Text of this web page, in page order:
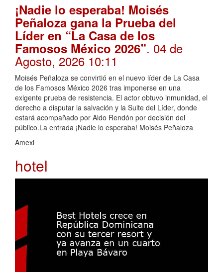
¡Nadie lo esperaba! Moisés
Peñaloza gana la Prueba del
Líder en “La Casa de los
Famosos México 2026”. 04 de
Agosto, 2026 10:11
Moisés Peñaloza se convirtió en el nuevo líder de La Casa
de los Famosos México 2026 tras imponerse en una
exigente prueba de resistencia. El actor obtuvo inmunidad, el
derecho a disputar la salvación y la Suite del Líder, donde
estará acompañado por Aldo Rendón por decisión del
público.La entrada ¡Nadie lo esperaba! Moisés Peñaloza
Amexi
hotel